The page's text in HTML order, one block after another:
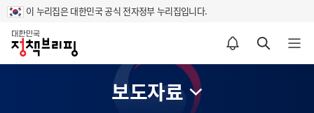
이 누리집은 대한민국 공식 전자정부 누리집입니다.
홈
알림설정 바로가기 검색 바로가기 메뉴 열기
보도자료